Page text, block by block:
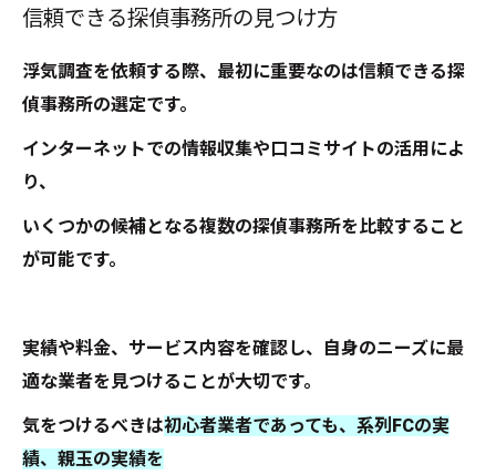
信頼できる探偵事務所の見つけ方
浮気調査を依頼する際、最初に重要なのは信頼できる探
偵事務所の選定です。
インターネットでの情報収集や口コミサイトの活用によ
り、
いくつかの候補となる複数の探偵事務所を比較すること
が可能です。
実績や料金、サービス内容を確認し、自身のニーズに最
適な業者を見つけることが大切です。
気をつけるべきは初心者業者であっても、系列FCの実
績、親玉の実績を